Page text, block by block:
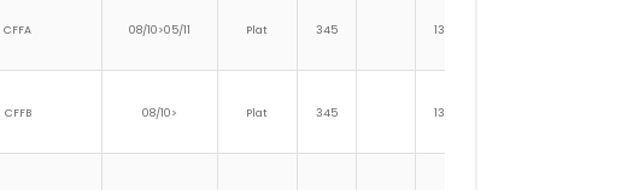
CFFA 08/10>05/11 Plat 345 139
CFFB 08/10> Plat 345 139